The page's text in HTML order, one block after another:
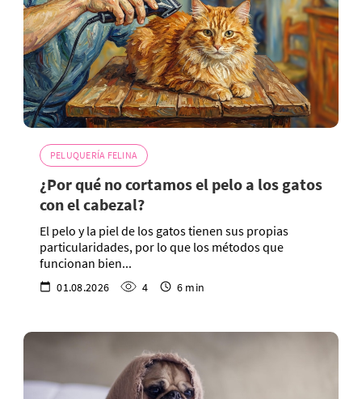
PELUQUERÍA FELINA
¿Por qué no cortamos el pelo a los gatos
con el cabezal?
El pelo y la piel de los gatos tienen sus propias
particularidades, por lo que los métodos que
funcionan bien...
01.08.2026 4 6 min